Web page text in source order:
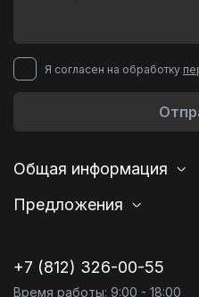
Я согласен на обработку
Общая информация
Предложения
+7 (812) 326-00-55
Время работы: 9:00 - 18:00